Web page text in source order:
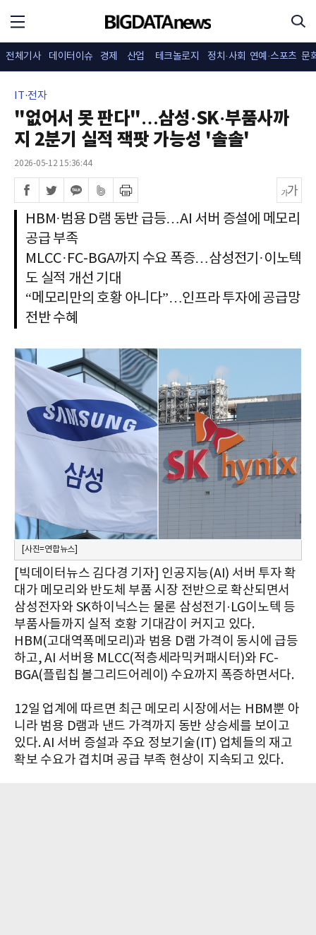
전체기사 데이터이슈 경제 산업 테크놀로지 정치·사회 연예·스포츠 문
IT·전자
"없어서 못 판다"…삼성·SK·부품사까
지 2분기 실적 잭팟 가능성 '솔솔'
2026-05-12 15:36:44
HBM·범용 D램 동반 급등…AI 서버 증설에 메모리
공급 부족
MLCC·FC-BGA까지 수요 폭증…삼성전기·이노텍
도 실적 개선 기대
“메모리만의 호황 아니다”…인프라 투자에 공급망
전반 수혜
[사진=연합뉴스]
[빅데이터뉴스 김다경 기자] 인공지능(AI) 서버 투자 확
대가 메모리와 반도체 부품 시장 전반으로 확산되면서
삼성전자와 SK하이닉스는 물론 삼성전기·LG이노텍 등
부품사들까지 실적 호황 기대감이 커지고 있다.
HBM(고대역폭메모리)과 범용 D램 가격이 동시에 급등
하고, AI 서버용 MLCC(적층세라믹커패시터)와 FC-
BGA(플립칩 볼그리드어레이) 수요까지 폭증하면서다.
12일 업계에 따르면 최근 메모리 시장에서는 HBM뿐 아
니라 범용 D램과 낸드 가격까지 동반 상승세를 보이고
있다. AI 서버 증설과 주요 정보기술(IT) 업체들의 재고
확보 수요가 겹치며 공급 부족 현상이 지속되고 있다.